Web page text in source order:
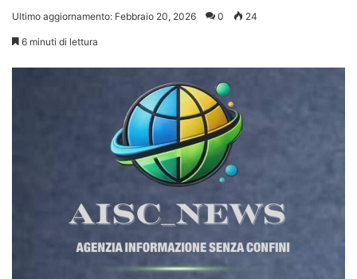
Ultimo aggiornamento: Febbraio 20, 2026 0 24
6 minuti di lettura